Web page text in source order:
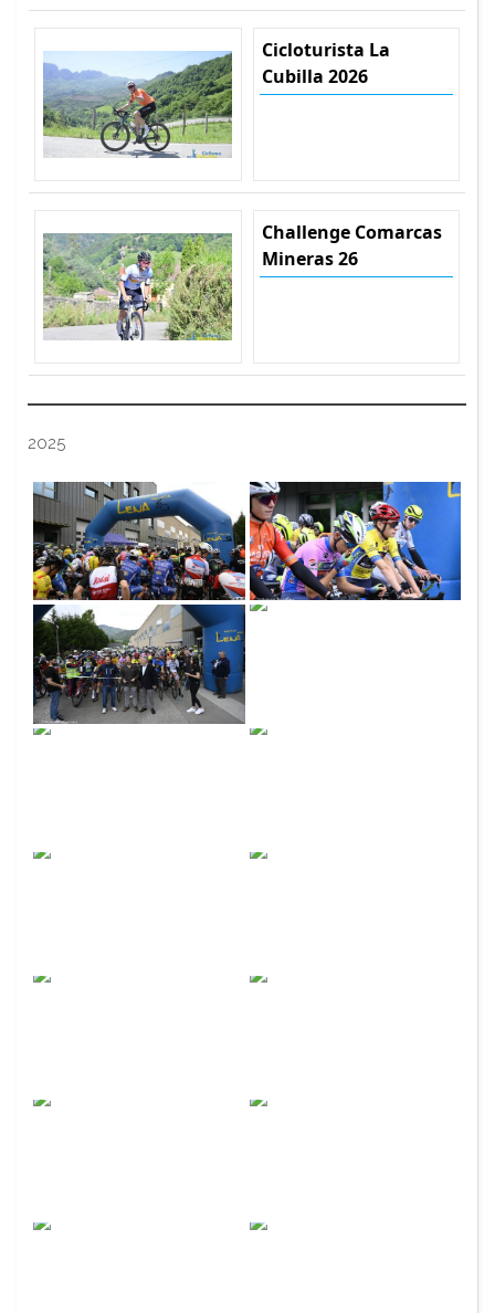
Cicloturista La
Cubilla 2026
Challenge Comarcas
Mineras 26
2025